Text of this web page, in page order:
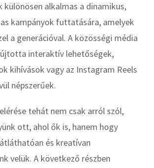
különösen alkalmas a dinamikus,
kampányok futtatására, amelyek
a generációval. A közösségi média
interaktív lehetőségek,
kihívások vagy az Instagram Reels
népszerűek.
tehát nem csak arról szól,
ott, ahol ők is, hanem hogy
és kreatívan
velük. A következő részben